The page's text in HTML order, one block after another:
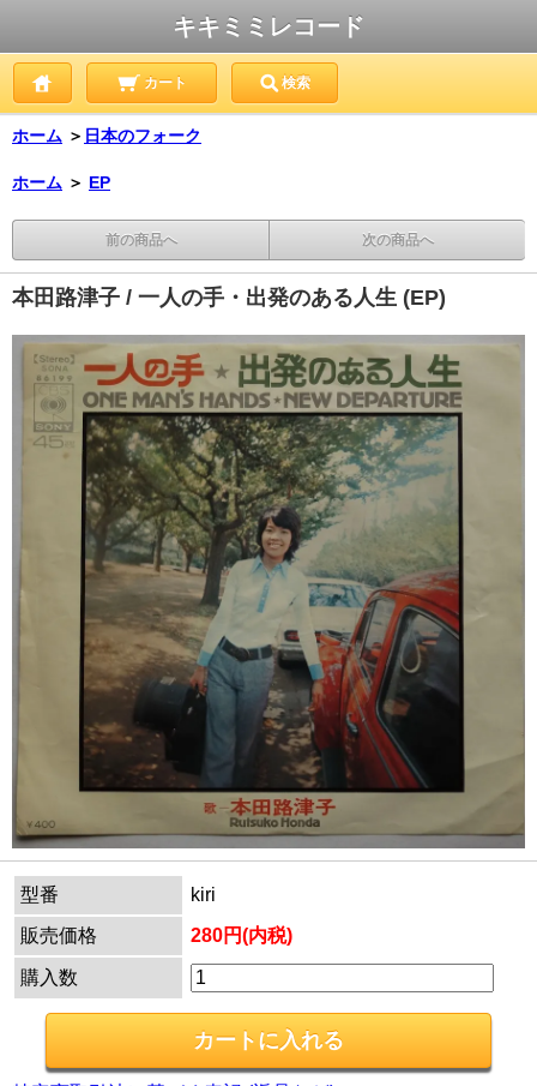
キキミミレコード
カート 検索
ホーム ＞ 日本のフォーク
ホーム ＞ EP
前の商品へ 次の商品へ
本田路津子 / 一人の手・出発のある人生 (EP)
型番
kiri
販売価格
280円(内税)
購入数